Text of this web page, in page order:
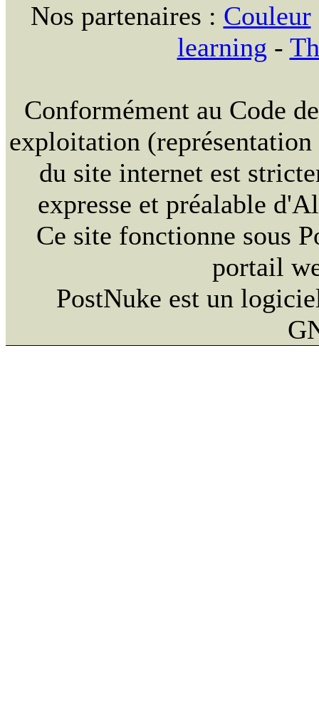
Nos partenaires : Couleur
learning -
Conformément au Code
exploitation
du site internet est
expresse et préalable
Ce site fonctionne sous
portail
PostNuke est un